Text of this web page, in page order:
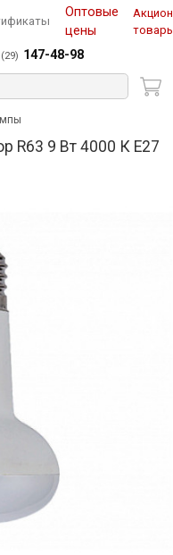
Оптовые
цены
147-48-98
R63 9 Вт 4000 К Е27